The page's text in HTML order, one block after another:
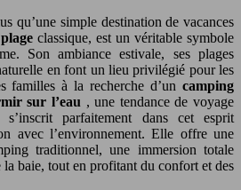
qu’une simple destination de vacances
classique, est un véritable symbole
Son ambiance estivale, ses plages
en font un lieu privilégié pour les
familles à la recherche d’un camping
sur l’eau , une tendance de voyage
parfaitement dans cet esprit
avec l’environnement. Elle offre une
traditionnel, une immersion totale
la baie, tout en profitant du confort et des